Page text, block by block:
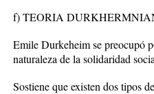
f) TEORIA
Emile Durkeheim se preocupó
naturaleza de la solidaridad
Sostiene que existen dos tipos